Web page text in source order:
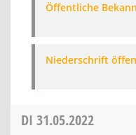
Öffentliche
Niederschrift
DI 31.05.2022